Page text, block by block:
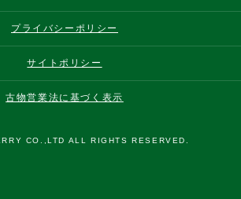
プライバシーポリシー
サイトポリシー
古物営業法に基づく表示
CO.,LTD ALL RIGHTS RESERVED.